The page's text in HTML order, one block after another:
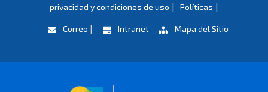
privacidad y condiciones de uso | Políticas |
Correo | Intranet Mapa del Sitio